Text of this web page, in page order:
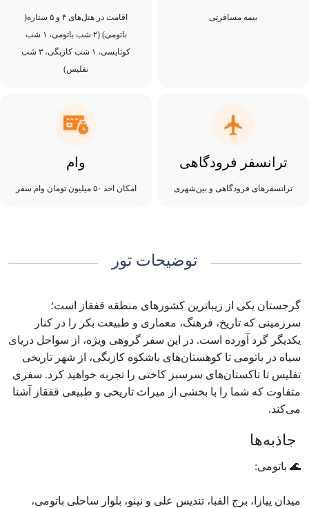
بیمه مسافرتی
اقامت در هتل‌های ۴ و ۵ ستاره(
باتومی) (۲ شب باتومی، ۱ شب
کوتایسی، ۱ شب کازبگی، ۳ شب
تفلیس)
ترانسفر فرودگاهی
ترانسفرهای فرودگاهی و بین‌شهری
وام
امکان اخذ ۵۰ میلیون تومان وام سفر
توضیحات تور
گرجستان یکی از زیباترین کشورهای منطقه قفقاز است؛
سرزمینی که تاریخ، فرهنگ، معماری و طبیعت بکر را در کنار
یکدیگر گرد آورده است. در این سفر گروهی ویژه، از سواحل دریای
سیاه در باتومی تا کوهستان‌های باشکوه کازبگی، از شهر تاریخی
تفلیس تا تاکستان‌های سرسبز کاختی را تجربه خواهید کرد. سفری
متفاوت که شما را با بخشی از میراث تاریخی و طبیعی قفقاز آشنا
می‌کند.
جاذبه‌ها
🌊 باتومی:
میدان پیازا، برج الفبا، تندیس علی و نینو، بلوار ساحلی باتومی،